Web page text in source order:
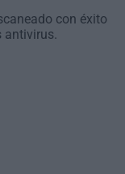
con éxito
antivirus.